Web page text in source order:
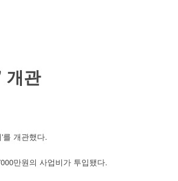
개관
개관했다.
만원의 사업비가 투입됐다.